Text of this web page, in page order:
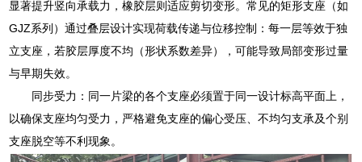
显著提升竖向承载力，橡胶层则适应剪切变形。常见的矩形支座（如
GJZ系列）通过叠层设计实现荷载传递与位移控制：每一层等效于独
立支座，若胶层厚度不均（形状系数差异），可能导致局部变形过量
与早期失效。
同步受力：同一片梁的各个支座必须置于同一设计标高平面上，
以确保支座均匀受力，严格避免支座的偏心受压、不均匀支承及个别
支座脱空等不利现象。